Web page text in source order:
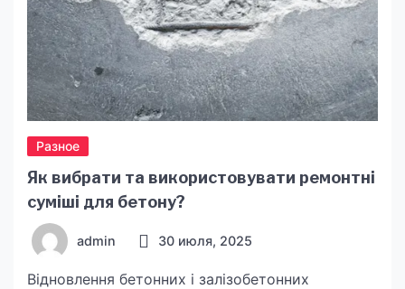
Разное
Як вибрати та використовувати ремонтні
суміші для бетону?
admin 30 июля, 2025
Відновлення бетонних і залізобетонних